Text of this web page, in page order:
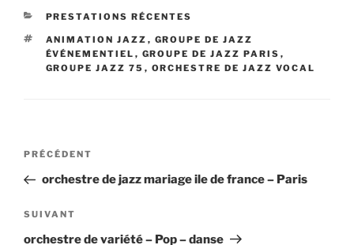
CATÉGORIES
PRESTATIONS RÉCENTES
ÉTIQUETTES
ANIMATION JAZZ , GROUPE DE JAZZ
ÉVÉNEMENTIEL , GROUPE DE JAZZ PARIS ,
GROUPE JAZZ 75 , ORCHESTRE DE JAZZ VOCAL
Navigation
l’article
Article
précédent
PRÉCÉDENT
orchestre de jazz mariage ile de france – Paris
Article
suivant
SUIVANT
orchestre de variété – Pop – danse